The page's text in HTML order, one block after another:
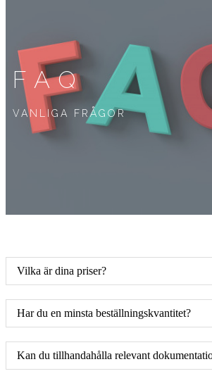
FAQ
VANLIGA FRÅGOR
Vilka är dina priser?
Har du en minsta beställningskvantitet?
Kan du tillhandahålla relevant